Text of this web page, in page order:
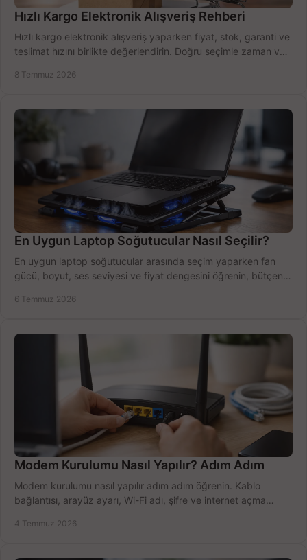
Hızlı Kargo Elektronik Alışveriş Rehberi
Hızlı kargo elektronik alışveriş yaparken fiyat, stok, garanti ve
teslimat hızını birlikte değerlendirin. Doğru seçimle zaman ve
8 Temmuz 2026
En Uygun Laptop Soğutucular Nasıl Seçilir?
En uygun laptop soğutucular arasında seçim yaparken fan
gücü, boyut, ses seviyesi ve fiyat dengesini öğrenin, bütçenizi
6 Temmuz 2026
Modem Kurulumu Nasıl Yapılır? Adım Adım
Modem kurulumu nasıl yapılır adım adım öğrenin. Kablo
bağlantısı, arayüz ayarı, Wi-Fi adı, şifre ve internet açma
4 Temmuz 2026